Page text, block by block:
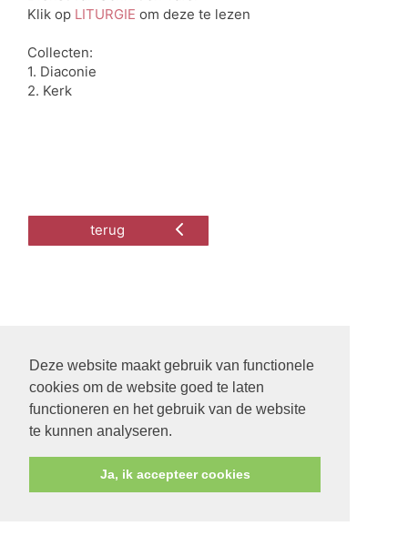
Deze website maakt gebruik van functionele
cookies om de website goed te laten
functioneren en het gebruik van de website
te kunnen analyseren.
Ja, ik accepteer cookies
Klik op LITURGIE om deze te lezen
Collecten:
1. Diaconie
2. Kerk
terug